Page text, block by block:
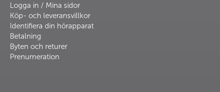
Logga in / Mina sidor
Köp- och leveransvillkor
Identifiera din hörapparat
Betalning
Byten och returer
Prenumeration